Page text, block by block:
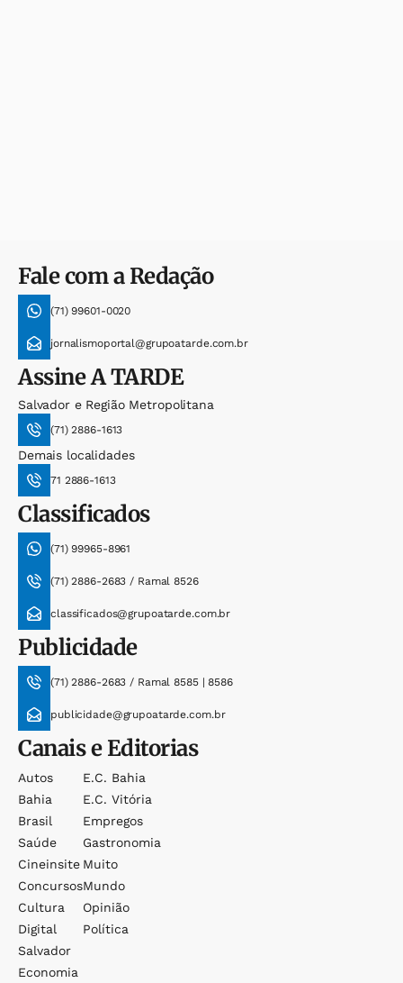
Fale com a Redação
(71) 99601-0020
jornalismoportal@grupoatarde.com.br
AssineA TARDE
Salvador e Região Metropolitana
(71) 2886-1613
Demais localidades
71 2886-1613
Classificados
(71) 99965-8961
(71) 2886-2683 / Ramal 8526
classificados@grupoatarde.com.br
Publicidade
(71) 2886-2683 / Ramal 8585 | 8586
publicidade@grupoatarde.com.br
Canais e Editorias
Autos
Bahia
Brasil
Saúde
Cineinsite
Concursos
Cultura
Digital
Salvador
Economia
E.c. Bahia
E.c. Vitória
Empregos
Gastronomia
Muito
Mundo
Opinião
Política